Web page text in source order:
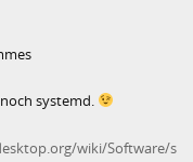
systemd.
wiki/Software/s